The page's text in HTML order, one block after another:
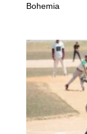
Bohemia